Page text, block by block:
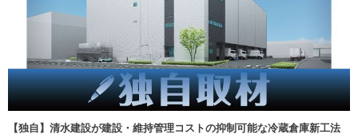
【独自】清水建設が建設・維持管理コストの抑制可能な冷蔵倉庫新工法